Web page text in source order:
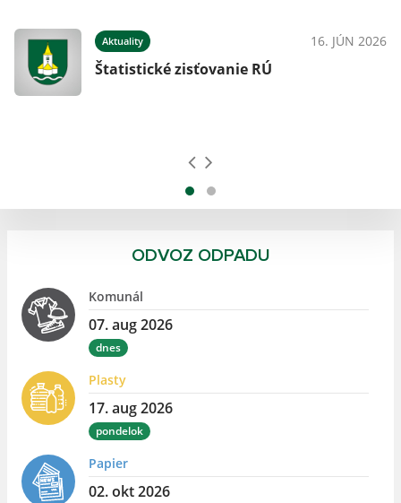
Aktuality 16. JÚN 2026
Štatistické zisťovanie RÚ
ODVOZ ODPADU
Komunál
07. aug 2026
dnes
Plasty
17. aug 2026
pondelok
Papier
02. okt 2026